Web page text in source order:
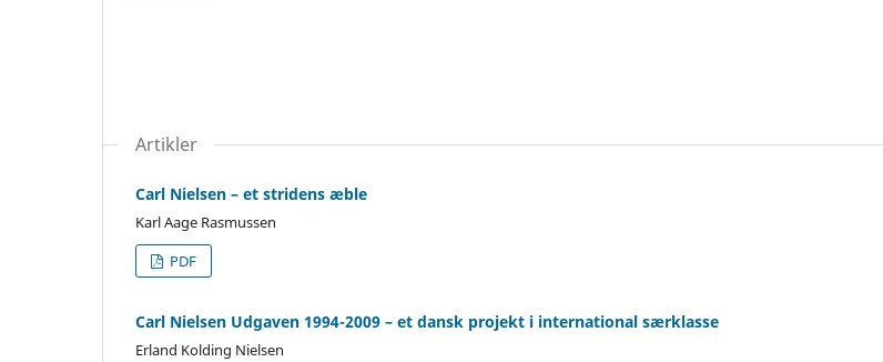
Artikler
Carl Nielsen – et stridens æble
Karl Aage Rasmussen
PDF
Carl Nielsen Udgaven 1994-2009 – et dansk projekt i international særklasse
Erland Kolding Nielsen